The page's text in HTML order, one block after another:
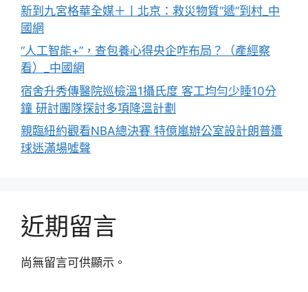
新到九宮格華全媒＋丨北京：救災物質“遞”到村_中
國網
“人工智能+”，查包養心得央企咋布局？（產經察
看）_中國網
宿舍升秀傳醫院巡檢溫1攝氏度 客工均勻少睡10分
鐘 研討團隊探討多項降溫計劃
親臨紐約觀看NBA總決賽 特億嵐辦公室設計朗普遭
球迷滿場噓聲
近期留言
尚無留言可供顯示。